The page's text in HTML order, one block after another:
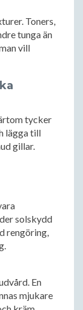
Toners,
tunga än
vill
tycker
lägga till
gillar.
solskydd
rengöring,
En
mjukare